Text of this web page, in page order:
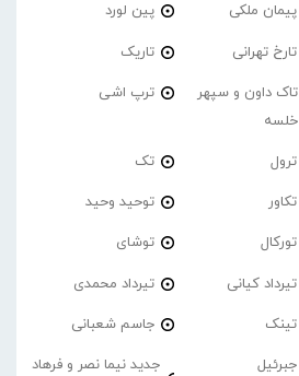
پیمان ملکی پین لورد
تارخ تهرانی تاریک
تاک داون و سپهر
خلسه
ترپ اشی
ترول تک
تکاور توحید وحید
تورکال توشای
تیرداد کیانی تیرداد محمدی
تینک جاسم شعبانی
جبرئیل
جدید نیما نصر و فرهاد